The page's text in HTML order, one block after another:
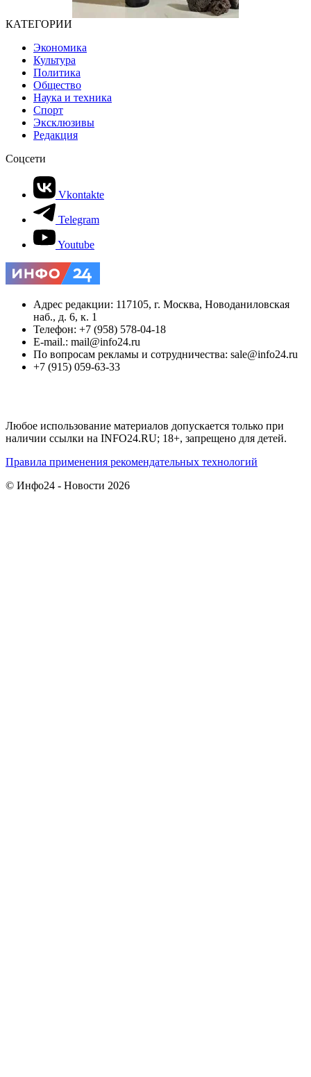
КАТЕГОРИИ
Экономика
Культура
Политика
Общество
Наука и техника
Спорт
Эксклюзивы
Редакция
Соцсети
Vkontakte
Telegram
Youtube
Адрес редакции: 117105, г. Москва, Новоданиловская
наб., д. 6, к. 1
Телефон: +7 (958) 578-04-18
E-mail.: mail@info24.ru
По вопросам рекламы и сотрудничества: sale@info24.ru
+7 (915) 059-63-33
Любое использование материалов допускается только при
наличии ссылки на INFO24.RU; 18+, запрещено для детей.
Правила применения рекомендательных технологий
© Инфо24 - Новости 2026